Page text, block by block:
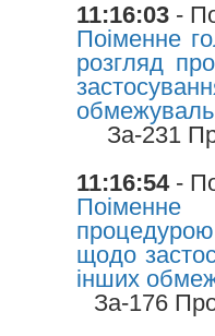
11:16:03 -
Поіменне
розгляд
За-231
11:16:54-
Поіменне
щодо
інших
За-176